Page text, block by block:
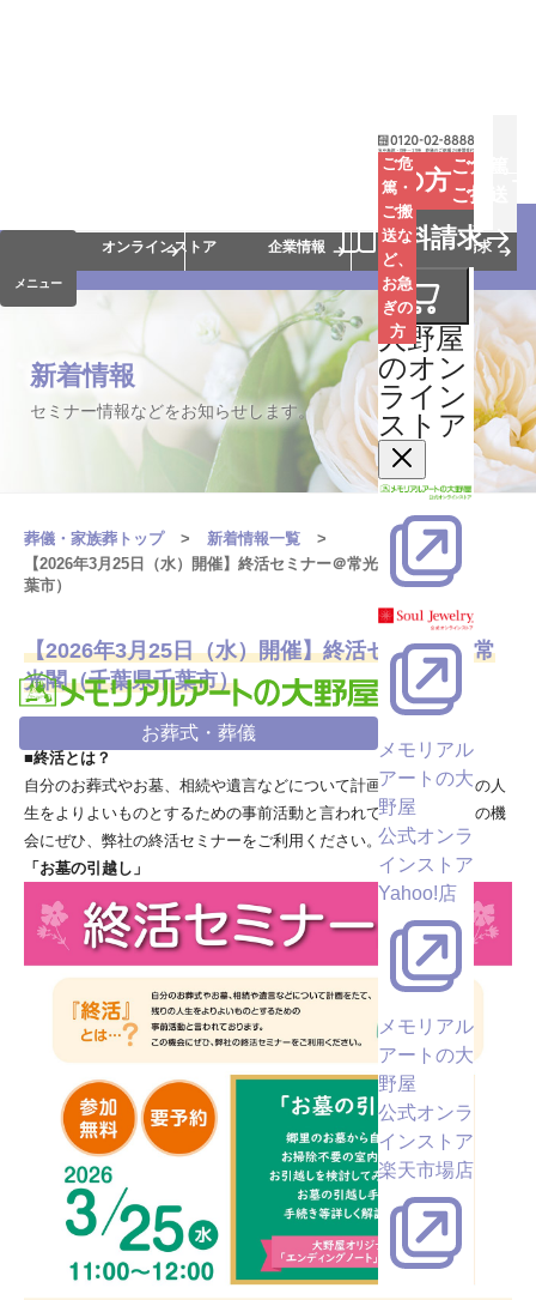
お葬式・葬儀
ご危
篤・
ご搬
送な
ど、
お急
ぎの
方
お急ぎの方ご危篤
ご搬送
資料請求
大野屋
のオン
ライン
ストア
メモリアル
アートの大
野屋
公式オンラ
インストア
Yahoo!店
メモリアル
アートの大
野屋
公式オンラ
インストア
楽天市場店
メニュー
お仏壇
会員サービス
オンラインストア
企業情報 資料請求
新着情報
セミナー情報などをお知らせします。
葬儀・家族葬トップ
新着情報一覧
【2026年3月25日（水）開催】終活セミナー＠常光閣（千葉県千
葉市）
【2026年3月25日（水）開催】終活セミナー＠常
光閣（千葉県千葉市）
■終活とは？
自分のお葬式やお墓、相続や遺言などについて計画をたて、残りの人
生をよりよいものとするための事前活動と言われております。この機
会にぜひ、弊社の終活セミナーをご利用ください。
「お墓の引越し」